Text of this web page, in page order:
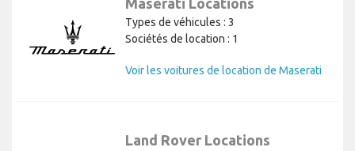
Maserati Locations
Types de véhicules : 3
Sociétés de location : 1
Voir les voitures de location de Maserati
Land Rover Locations